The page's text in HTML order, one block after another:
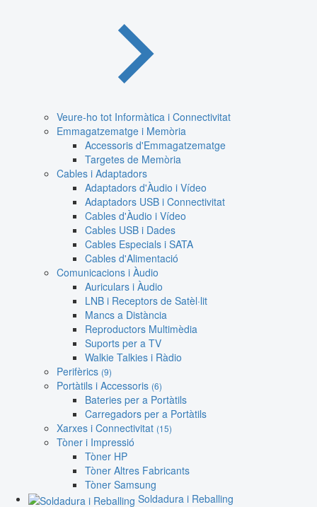
Veure-ho tot Informàtica i Connectivitat
Emmagatzematge i Memòria
Accessoris d'Emmagatzematge
Targetes de Memòria
Cables i Adaptadors
Adaptadors d'Àudio i Vídeo
Adaptadors USB i Connectivitat
Cables d'Àudio i Vídeo
Cables USB i Dades
Cables Especials i SATA
Cables d'Alimentació
Comunicacions i Àudio
Auriculars i Àudio
LNB i Receptors de Satèl·lit
Mancs a Distància
Reproductors Multimèdia
Suports per a TV
Walkie Talkies i Ràdio
Perifèrics (9)
Portàtils i Accessoris (6)
Bateries per a Portàtils
Carregadors per a Portàtils
Xarxes i Connectivitat (15)
Tòner i Impressió
Tòner HP
Tòner Altres Fabricants
Tòner Samsung
Soldadura i Reballing